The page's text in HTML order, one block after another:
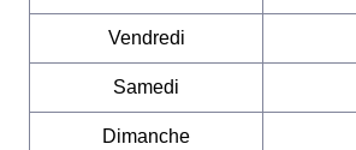
Vendredi
Samedi
Dimanche